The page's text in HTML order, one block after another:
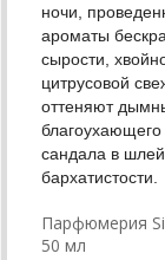
ночи,
ароматы
сырости,
цитрусовой
оттеняют
сандала в
бархатистости.
Парфюмерия
50 мл